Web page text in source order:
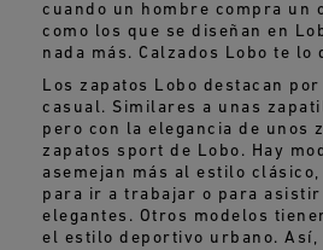
cuando un hombre compra un
como los que se diseñan en
nada más. Calzados Lobo te lo
Los zapatos Lobo destacan
casual. Similares a unas
pero con la elegancia de unos
zapatos sport de Lobo. Hay
asemejan más al estilo
para ir a trabajar o para asistir
elegantes. Otros modelos
el estilo deportivo urbano. Así,